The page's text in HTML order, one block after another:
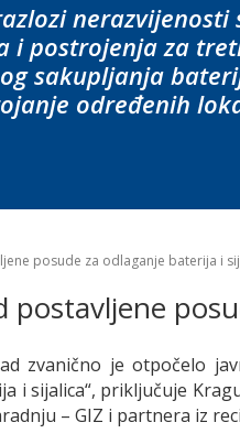
i postrojenja za
sakupljanja
određenih
posude za odlaganje baterija i
zvanično je otpočelo
i sijalica“, priključuje
– GIZ i partnera iz